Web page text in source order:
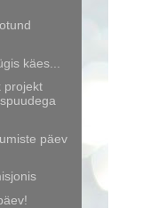
käes...
projekt
päev